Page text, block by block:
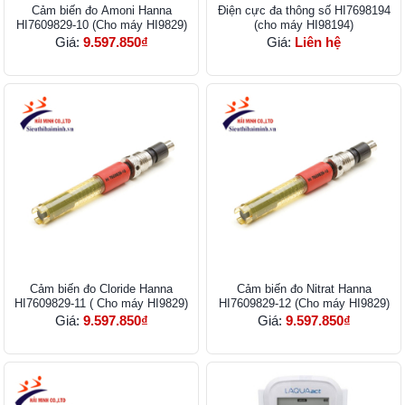
Cảm biến đo Amoni Hanna
HI7609829-10 (Cho máy HI9829)
Giá: 9.597.850₫
Điện cực đa thông số HI7698194
(cho máy HI98194)
Giá: Liên hệ
Cảm biến đo Cloride Hanna
HI7609829-11 ( Cho máy HI9829)
Giá: 9.597.850₫
Cảm biến đo Nitrat Hanna
HI7609829-12 (Cho máy HI9829)
Giá: 9.597.850₫